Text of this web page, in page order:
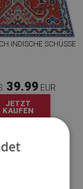
INDISCHE SCHÜSSE
39.99 EUR
JETZT
KAUFEN